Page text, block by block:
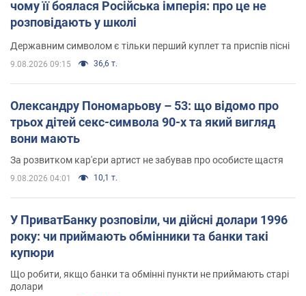
чому її боялася Російська імперія: про це не
розповідають у школі
Державним символом є тільки перший куплет та приспів пісні
9.08.2026 09:15 36,6 т.
Олександру Пономарьову – 53: що відомо про
трьох дітей секс-символа 90-х та який вигляд
вони мають
За розвитком кар'єри артист не забував про особисте щастя
9.08.2026 04:01 10,1 т.
У ПриватБанку розповіли, чи дійсні долари 1996
року: чи приймають обмінники та банки такі
купюри
Що робити, якщо банки та обмінні пункти не приймають старі
долари